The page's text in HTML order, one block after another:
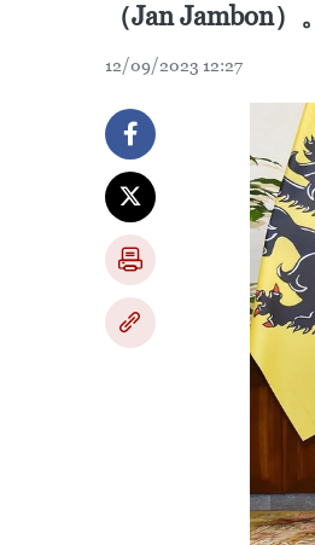
（Jan Jambon）。
12/09/2023 12:27